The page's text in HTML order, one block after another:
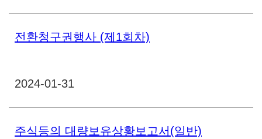
전환청구권행사 (제1회차)
2024-01-31
주식등의 대량보유상황보고서(일반)